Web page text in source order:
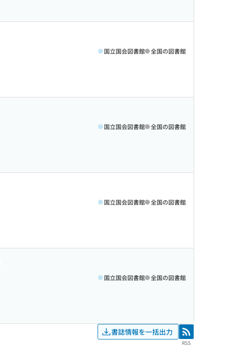
国立国会図書館 全国の図書館
国立国会図書館 全国の図書館
国立国会図書館 全国の図書館
国立国会図書館 全国の図書館
書誌情報を一括出力 RSS
RSS